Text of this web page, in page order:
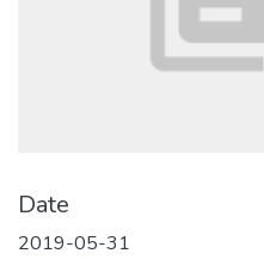
Date
2019-05-31